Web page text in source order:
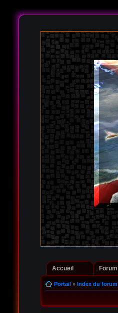
Accueil Forum
Portail» Index du forum